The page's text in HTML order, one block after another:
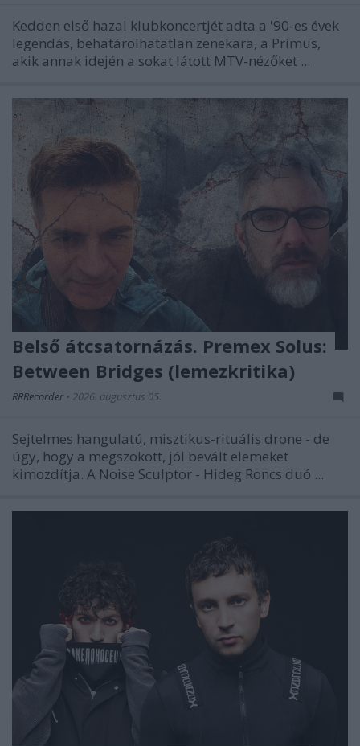
Kedden első hazai klubkoncertjét adta a '90-es évek
legendás, behatárolhatatlan zenekara, a Primus,
akik annak idején a sokat látott MTV-nézőket ...
Belső átcsatornázás. Premex Solus:
Between Bridges (lemezkritika)
RRRecorder • 2026. augusztus 05.
Sejtelmes hangulatú, misztikus-rituális drone - de
úgy, hogy a megszokott, jól bevált elemeket
kimozdítja. A Noise Sculptor - Hideg Roncs duó ...